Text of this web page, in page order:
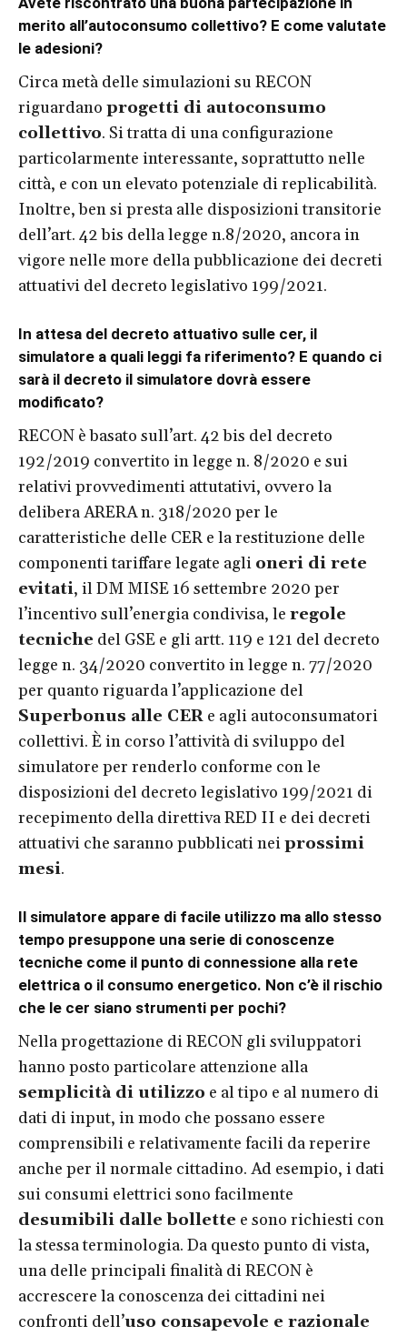
merito all’autoconsumo collettivo? E come valutate
le adesioni?
Circa metà delle simulazioni su RECON
riguardano progetti di autoconsumo
collettivo. Si tratta di una configurazione
particolarmente interessante, soprattutto nelle
città, e con un elevato potenziale di replicabilità.
Inoltre, ben si presta alle disposizioni transitorie
dell’art. 42 bis della legge n.8/2020, ancora in
vigore nelle more della pubblicazione dei decreti
attuativi del decreto legislativo 199/2021.
In attesa del decreto attuativo sulle cer, il
simulatore a quali leggi fa riferimento? E quando ci
sarà il decreto il simulatore dovrà essere
modificato?
RECON è basato sull’art. 42 bis del decreto
192/2019 convertito in legge n. 8/2020 e sui
relativi provvedimenti attutativi, ovvero la
delibera ARERA n. 318/2020 per le
caratteristiche delle CER e la restituzione delle
componenti tariffare legate agli oneri di rete
evitati, il DM MISE 16 settembre 2020 per
l’incentivo sull’energia condivisa, le regole
tecniche del GSE e gli artt. 119 e 121 del decreto
legge n. 34/2020 convertito in legge n. 77/2020
per quanto riguarda l’applicazione del
Superbonus alle CER e agli autoconsumatori
collettivi. È in corso l’attività di sviluppo del
simulatore per renderlo conforme con le
disposizioni del decreto legislativo 199/2021 di
recepimento della direttiva RED II e dei decreti
attuativi che saranno pubblicati neiprossimi
mesi.
Il simulatore appare di facile utilizzo ma allo stesso
tempo presuppone una serie di conoscenze
tecniche come il punto di connessione alla rete
elettrica o il consumo energetico. Non c’è il rischio
che le cer siano strumenti per pochi?
Nella progettazione di RECON gli sviluppatori
hanno posto particolare attenzione alla
semplicità di utilizzo e al tipo e al numero di
dati di input, in modo che possano essere
comprensibili e relativamente facili da reperire
anche per il normale cittadino. Ad esempio, i dati
sui consumi elettrici sono facilmente
desumibili dalle bollette e sono richiesti con
la stessa terminologia. Da questo punto di vista,
una delle principali finalità di RECON è
accrescere la conoscenza dei cittadini nei
confronti dell’uso consapevole e razionale